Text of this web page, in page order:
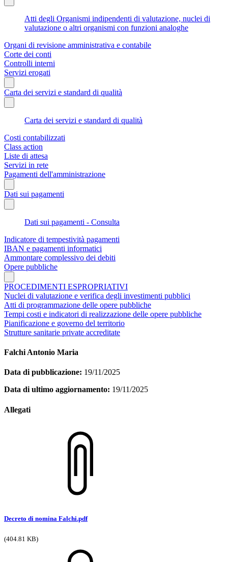
Atti degli Organismi indipendenti di valutazione, nuclei di
valutazione o altri organismi con funzioni analoghe
Organi di revisione amministrativa e contabile
Corte dei conti
Controlli interni
Servizi erogati
Carta dei servizi e standard di qualità
Carta dei servizi e standard di qualità
Costi contabilizzati
Class action
Liste di attesa
Servizi in rete
Pagamenti dell'amministrazione
Dati sui pagamenti
Dati sui pagamenti - Consulta
Indicatore di tempestività pagamenti
IBAN e pagamenti informatici
Ammontare complessivo dei debiti
Opere pubbliche
PROCEDIMENTI ESPROPRIATIVI
Nuclei di valutazione e verifica degli investimenti pubblici
Atti di programmazione delle opere pubbliche
Tempi costi e indicatori di realizzazione delle opere pubbliche
Pianificazione e governo del territorio
Strutture sanitarie private accreditate
Falchi Antonio Maria
Data di pubblicazione: 19/11/2025
Data di ultimo aggiornamento: 19/11/2025
Allegati
Decreto di nomina Falchi.pdf
(404.81 KB)